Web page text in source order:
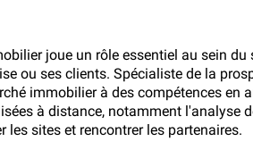
joue un rôle essentiel au sein
ou ses clients. Spécialiste de la
immobilier à des compétences
à distance, notamment
les sites et rencontrer les partenaires.